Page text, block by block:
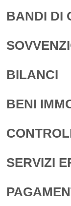
BANDI DI
BILANCI
BENI
SERVIZI